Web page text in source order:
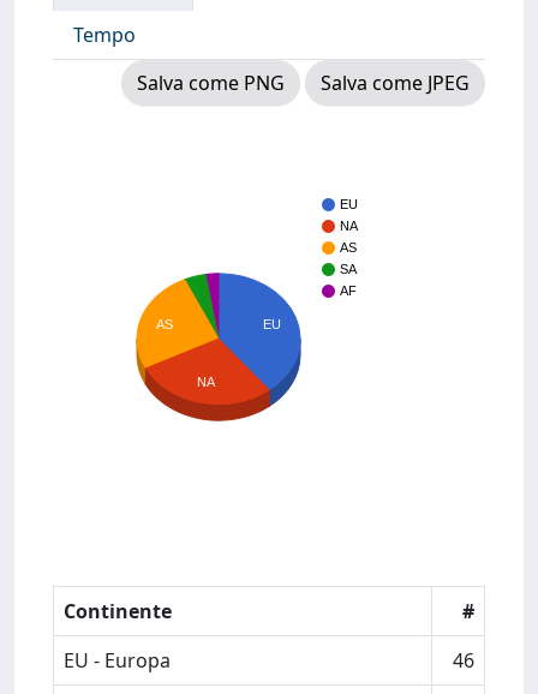
Tempo
Salva come PNG
Salva come JPEG
EU
NA
AS
SA
AF
EU
AS
NA
Continente
#
EU - Europa
46